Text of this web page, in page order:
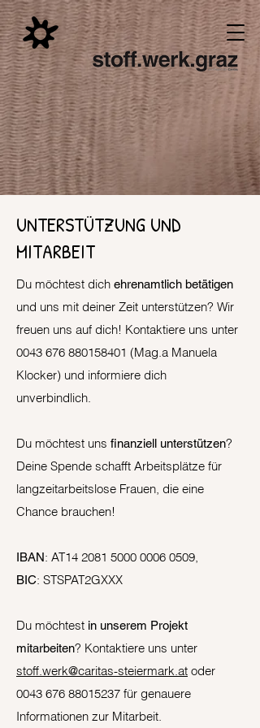
UNTERSTÜTZUNG UND
MITARBEIT
Du möchtest dich ehrenamtlich betätigen
und uns mit deiner Zeit unterstützen? Wir
freuen uns auf dich! Kontaktiere uns unter
0043 676 880158401 (Mag.a Manuela
Klocker) und informiere dich
unverbindlich.
Du möchtest uns finanziell unterstützen?
Deine Spende schafft Arbeitsplätze für
langzeitarbeitslose Frauen, die eine
Chance brauchen!
IBAN: AT14 2081 5000 0006 0509,
BIC: STSPAT2GXXX
Du möchtest in unserem Projekt
mitarbeiten? Kontaktiere uns unter
stoff.werk@caritas-steiermark.at oder
0043 676 88015237 für genauere
Informationen zur Mitarbeit.